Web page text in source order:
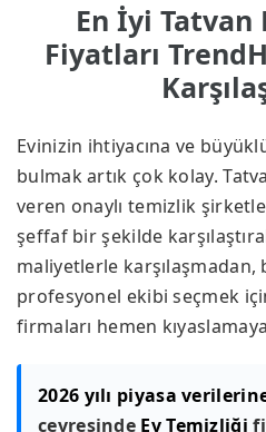
En İyi Tatvan
Fiyatları
Evinizin ihtiyacına ve
bulmak artık çok kolay.
veren onaylı temizlik
şeffaf bir şekilde
maliyetlerle karşılaşmadan,
profesyonel ekibi seçmek
firmaları hemen
2026 yılı piyasa
çevresinde Ev Temizliği